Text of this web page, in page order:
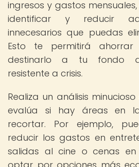
ingresos y gastos
identificar y reducir
innecesarios que puedas
Esto te permitirá
destinarlo a tu fondo
resistente a crisis.
Realiza un análisis
evalúa si hay áreas en
recortar. Por ejemplo,
reducir los gastos en
salidas al cine o cenas en